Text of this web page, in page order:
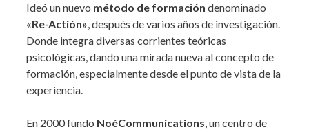
Ideó un nuevo método de formación denominado
«Re-Actión», después de varios años de investigación.
Donde integra diversas corrientes teóricas
psicológicas, dando una mirada nueva al concepto de
formación, especialmente desde el punto de vista de la
experiencia.
En 2000 fundo NoéCommunications, un centro de